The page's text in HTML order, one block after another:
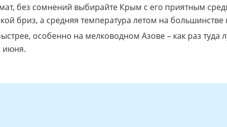
без сомнений выбирайте Крым с его приятным
бриз, а средняя температура летом на большинстве
особенно на мелководном Азове – как раз туда
июня.